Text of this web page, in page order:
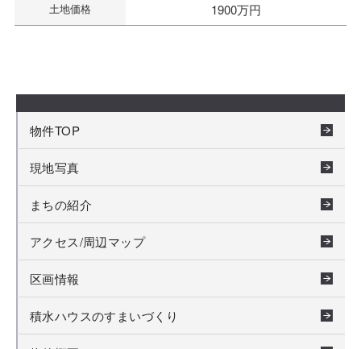
土地価格 1900万円
物件TOP
現地写真
まちの紹介
アクセス/周辺マップ
区画情報
積水ハウスのすまいづくり